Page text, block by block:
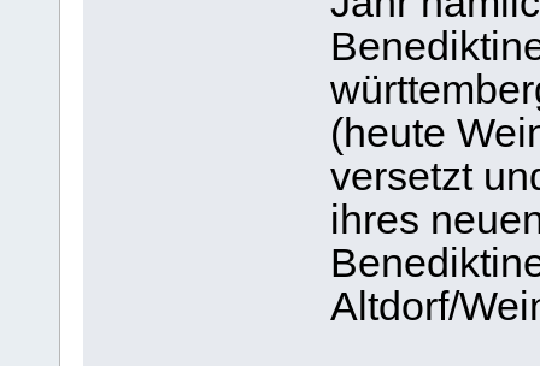
(heute
versetzt
ihres
Altdorf/